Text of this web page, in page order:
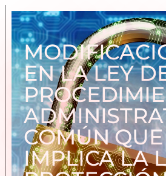
EN LA LEY
COMÚN QUE
IMPLICA LA